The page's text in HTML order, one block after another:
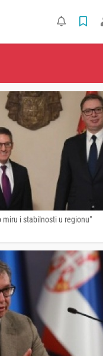
miru i stabilnosti u regionu"